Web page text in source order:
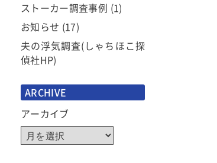
ストーカー調査事例 (1)
お知らせ (17)
夫の浮気調査(しゃちほこ探
偵社HP)
ARCHIVE
アーカイブ